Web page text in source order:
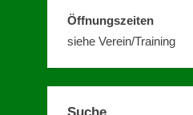
Öffnungszeiten
siehe Verein/Training